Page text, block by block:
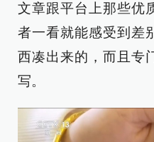
文章跟平台上那些优
者一看就能感受到差
西凑出来的，而且专
写。